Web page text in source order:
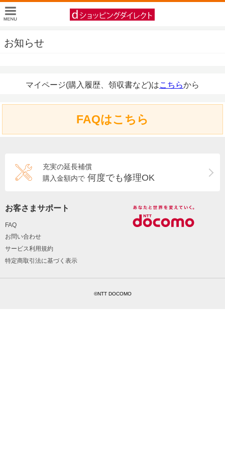
お知らせ
マイページ(購入履歴、領収書など)はこちらから
FAQはこちら
充実の延長補償
購入金額内で 何度でも修理OK
お客さまサポート
FAQ
お問い合わせ
サービス利用規約
特定商取引法に基づく表示
©NTT DOCOMO